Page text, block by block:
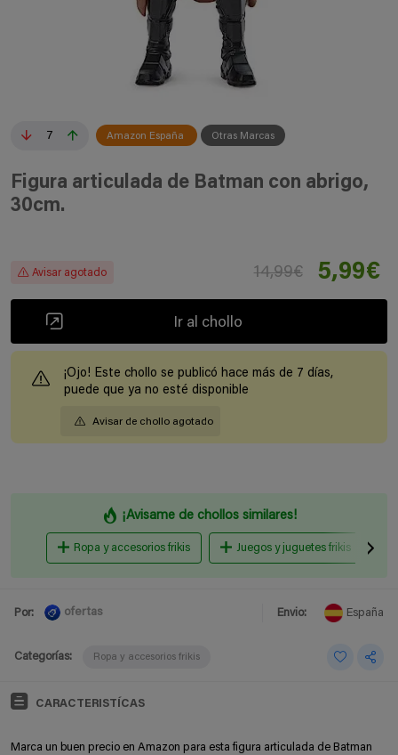
7 Amazon España Otras Marcas
Figura articulada de Batman con abrigo,
30cm.
Avisar agotado 14,99€ 5,99€
Ir al chollo
¡Ojo! Este chollo se publicó hace más de 7 días,
puede que ya no esté disponible
Avisar de chollo agotado
¡Avisame de chollos similares!
Ropa y accesorios frikis Juegos y juguetes frikis
Por: ofertas Envio: España
Categorías: Ropa y accesorios frikis
CARACTERISTÍCAS
Marca un buen precio en Amazon para esta figura articulada de Batman